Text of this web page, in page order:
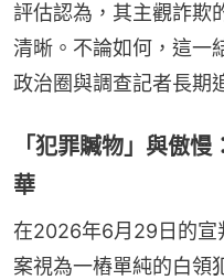
評估認為，其主觀詐欺
清晰。不論如何，這一
政治圈與調查記者長期
「犯罪贓物」與傲
華
在2026年6月29日的宣
案視為一樁單純的白領